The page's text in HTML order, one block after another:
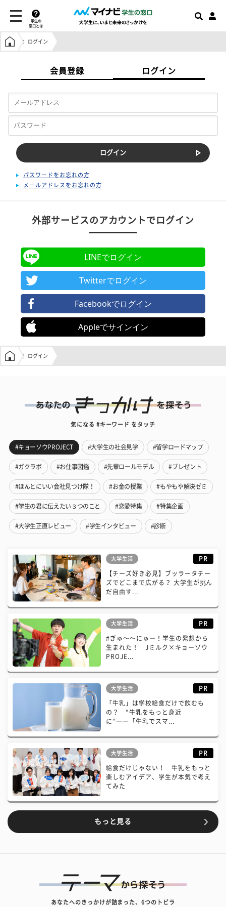
学生の
窓口とは
学生の窓口トップ
ログイン
会員登録 ログイン
パスワードをお忘れの方
メールアドレスをお忘れの方
外部サービスのアカウントでログイン
LINEでログイン
Twitterでログイン
Facebookでログイン
Appleでサインイン
学生の窓口トップ
ログイン
気になる #キーワード をタッチ
#キョーソウPROJECT #大学生の社会見学 #留学ロードマップ
#ガクラボ #お仕事図鑑 #先輩ロールモデル #プレゼント
#ほんとにいい会社見つけ隊！ #お金の授業 #もやもや解決ゼミ
#学生の君に伝えたい３つのこと #恋愛特集 #特集企画
#大学生正直レビュー #学生インタビュー #診断
大学生活 PR
【チーズ好き必見】ブッラータチー
ズでどこまで広がる？ 大学生が挑ん
だ自由す...
大学生活 PR
#ぎゅ〜〜にゅー！学生の発想から
生まれた！ Jミルク×キョーソウ
PROJE...
大学生活 PR
「牛乳」は学校給食だけで飲むも
の？ “牛乳をもっと身近
に”――「牛乳でスマ...
大学生活 PR
給食だけじゃない！ 牛乳をもっと
楽しむアイデア、学生が本気で考え
てみた
もっと見る
あなたへのきっかけが詰まった、6つのトビラ